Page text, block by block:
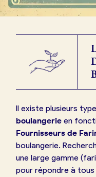
Il existe plusieurs
boulangerie en
Fournisseurs de
boulangerie.
une large gamme
pour répondre à tous